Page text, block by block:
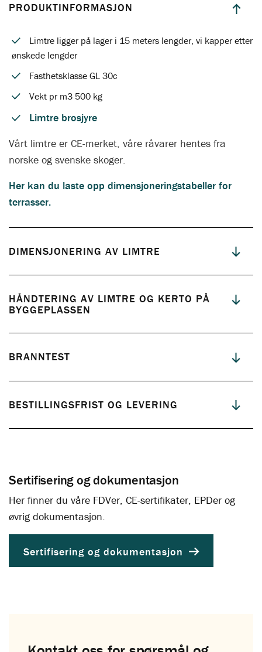
PRODUKTINFORMASJON
Limtre ligger på lager i 15 meters lengder, vi kapper etter
ønskede lengder
Fasthetsklasse GL 30c
Vekt pr m3 500 kg
Limtre brosjyre
Vårt limtre er CE-merket, våre råvarer hentes fra
norske og svenske skoger.
Her kan du laste opp dimensjoneringstabeller for
terrasser.
DIMENSJONERING AV LIMTRE
HÅNDTERING AV LIMTRE OG KERTO PÅ
BYGGEPLASSEN
Les hele veiledningen for håndtering av limtre her!
BRANNTEST
Se branntest her
BESTILLINGSFRIST OG LEVERING
Sertifisering og dokumentasjon
Her finner du våre FDVer, CE-sertifikater, EPDer og
øvrig dokumentasjon.
Sertifisering og dokumentasjon